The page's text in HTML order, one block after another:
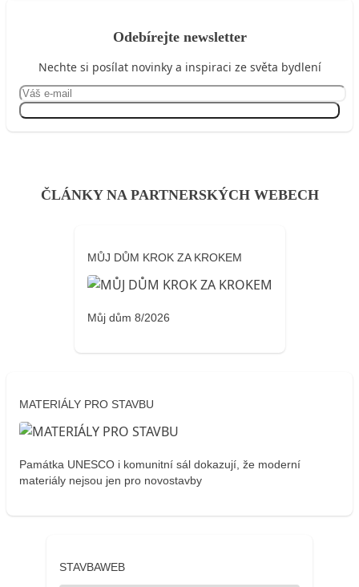
Odebírejte newsletter
Nechte si posílat novinky a inspiraci ze světa bydlení
ČLÁNKY NA PARTNERSKÝCH WEBECH
MŮJ DŮM KROK ZA KROKEM
Můj dům 8/2026
MATERIÁLY PRO STAVBU
Památka UNESCO i komunitní sál dokazují, že moderní
materiály nejsou jen pro novostavby
STAVBAWEB